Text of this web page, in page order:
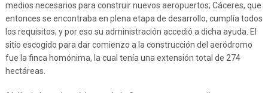
medios necesarios para construir nuevos aeropuertos; Cáceres, que
entonces se encontraba en plena etapa de desarrollo, cumplía todos
los requisitos, y por eso su administración accedió a dicha ayuda. El
sitio escogido para dar comienzo a la construcción del aeródromo
fue la finca homónima, la cual tenía una extensión total de 274
hectáreas.